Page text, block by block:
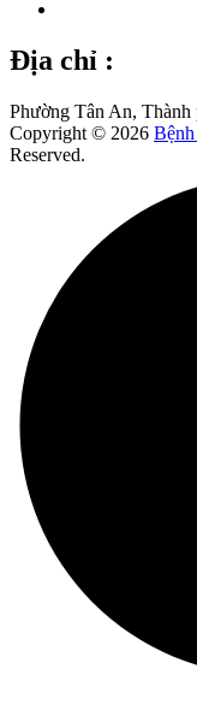
Địa chỉ :
Phường Tân An,
Copyright © 2026
Reserved.